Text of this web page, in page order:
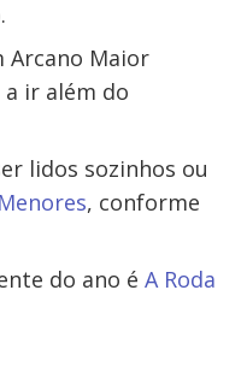
Arcano Maior
ir além do
lidos sozinhos ou
, conforme
do ano é A Roda